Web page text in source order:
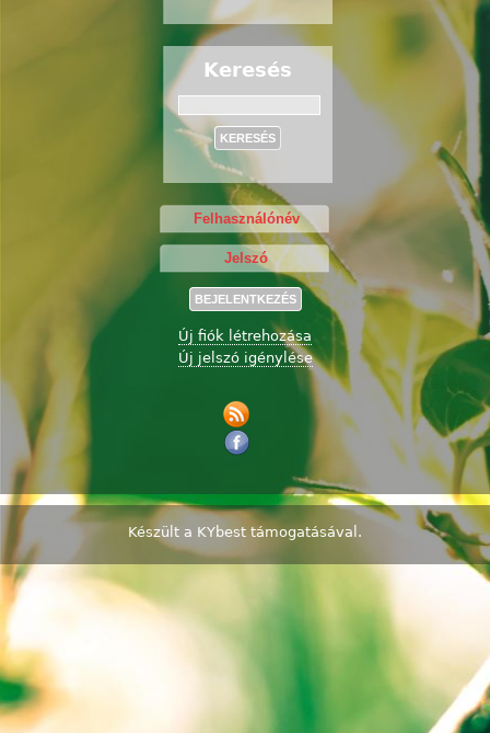
Keresés
Új fiók létrehozása
Új jelszó igénylése
Készült a KYbest támogatásával.